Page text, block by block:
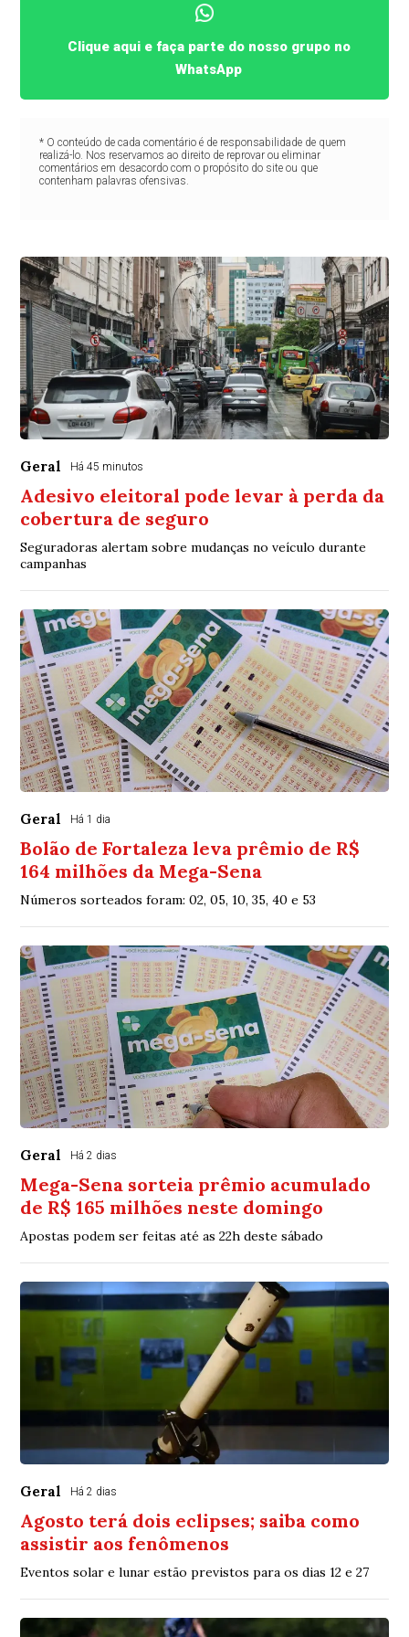
Clique aqui e faça parte do nosso grupo no
WhatsApp
* O conteúdo de cada comentário é de responsabilidade de quem
realizá-lo. Nos reservamos ao direito de reprovar ou eliminar
comentários em desacordo com o propósito do site ou que
contenham palavras ofensivas.
Geral Há 45 minutos
Adesivo eleitoral pode levar à perda da
cobertura de seguro
Seguradoras alertam sobre mudanças no veículo durante
campanhas
Geral Há 1 dia
Bolão de Fortaleza leva prêmio de R$
164 milhões da Mega-Sena
Números sorteados foram: 02, 05, 10, 35, 40 e 53
Geral Há 2 dias
Mega-Sena sorteia prêmio acumulado
de R$ 165 milhões neste domingo
Apostas podem ser feitas até as 22h deste sábado
Geral Há 2 dias
Agosto terá dois eclipses; saiba como
assistir aos fenômenos
Eventos solar e lunar estão previstos para os dias 12 e 27